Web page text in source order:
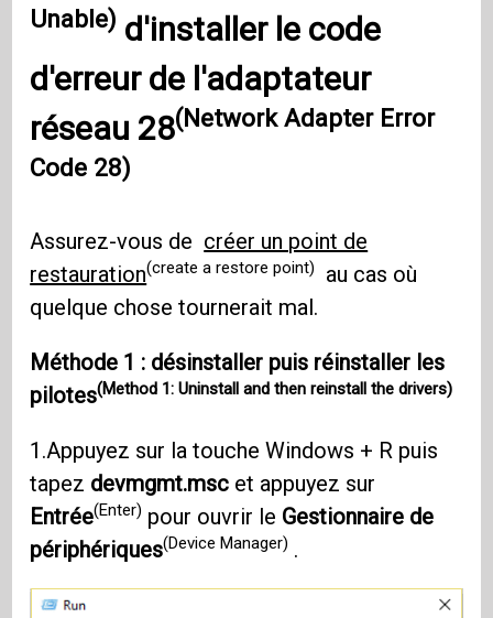
Unable) d'installer le code
d'erreur de l'adaptateur
réseau 28(Network Adapter Error
Code 28)
Assurez-vous de créer un point de
restauration(create a restore point)
au cas où
quelque chose tournerait mal.
Méthode 1 : désinstaller puis réinstaller les
pilotes(Method 1: Uninstall and then reinstall the drivers)
1.Appuyez sur la touche Windows + R puis
tapez devmgmt.msc et appuyez sur
Entrée(Enter) pour ouvrir le Gestionnaire de
périphériques(Device Manager) .